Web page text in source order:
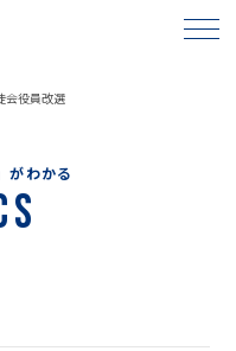
会役員改選
がわかる